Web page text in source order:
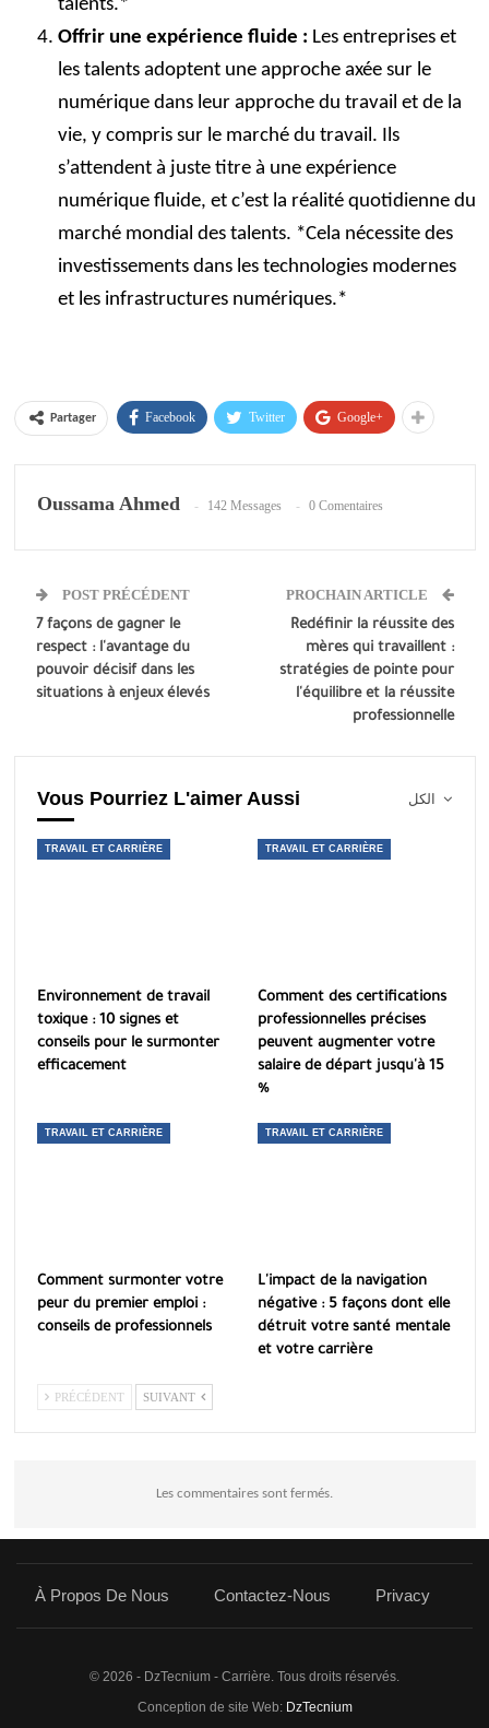
talents.*
Offrir une expérience fluide : Les entreprises et
les talents adoptent une approche axée sur le
numérique dans leur approche du travail et de la
vie, y compris sur le marché du travail. Ils
s’attendent à juste titre à une expérience
numérique fluide, et c’est la réalité quotidienne du
marché mondial des talents. *Cela nécessite des
investissements dans les technologies modernes
et les infrastructures numériques.*
Partager Facebook Twitter Google+
Oussama Ahmed 142 Messages 0 Comentaires
POST PRÉCÉDENT
7 façons de gagner le
respect : l'avantage du
pouvoir décisif dans les
situations à enjeux élevés
PROCHAIN ARTICLE
Redéfinir la réussite des
mères qui travaillent :
stratégies de pointe pour
l'équilibre et la réussite
professionnelle
Vous Pourriez L'aimer Aussi
TRAVAIL ET CARRIÈRE
Environnement de travail
toxique : 10 signes et
conseils pour le surmonter
efficacement
TRAVAIL ET CARRIÈRE
Comment des certifications
professionnelles précises
peuvent augmenter votre
salaire de départ jusqu'à 15
%
TRAVAIL ET CARRIÈRE
Comment surmonter votre
peur du premier emploi :
conseils de professionnels
TRAVAIL ET CARRIÈRE
L'impact de la navigation
négative : 5 façons dont elle
détruit votre santé mentale
et votre carrière
PRÉCÉDENT SUIVANT
Les commentaires sont fermés.
À Propos De Nous Contactez-Nous Privacy
© 2026 - DzTecnium - Carrière. Tous droits réservés.
Conception de site Web: DzTecnium